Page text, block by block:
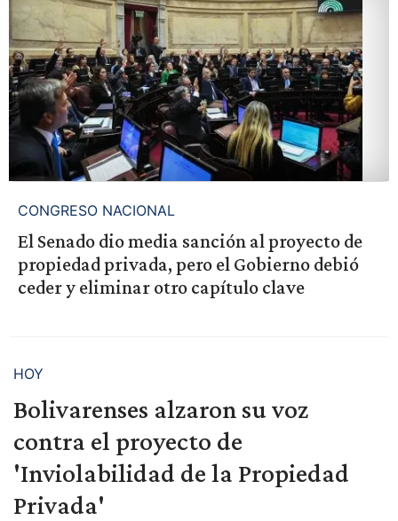
CONGRESO NACIONAL
El Senado dio media sanción al proyecto de
propiedad privada, pero el Gobierno debió
ceder y eliminar otro capítulo clave
HOY
Bolivarenses alzaron su voz
contra el proyecto de
'Inviolabilidad de la Propiedad
Privada'